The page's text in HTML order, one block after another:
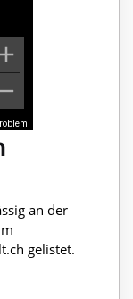
an der
gelistet.